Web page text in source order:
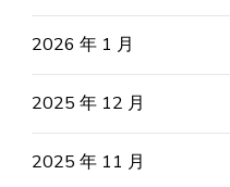
2026 年 1 月
2025 年 12 月
2025 年 11 月